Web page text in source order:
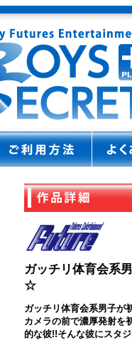
ガッチリ体育会系
☆
ガッチリ体育会系男子が
カメラの前で濃厚発射を
的な彼!!そんな彼にスタ